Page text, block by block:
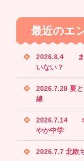
最近のエ
2026.8.4 ま
いない？
2026.7.28 夏
線
2026.7.14
やか中学
2026.7.7 北欧